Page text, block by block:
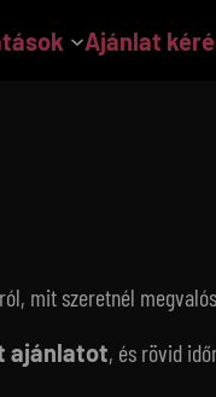
Ajánlat
mit szeretnél
ajánlatot, és rövid